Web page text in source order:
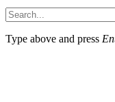
Type above and press